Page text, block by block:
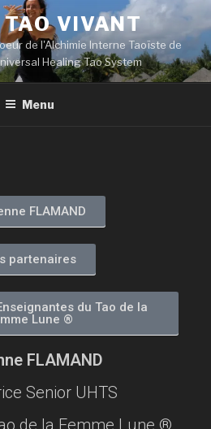
TAO VIVANT
de l'Alchimie Interne Taoïste de
Healing Tao System
Menu
FLAMAND
partenaires
du Tao de la
Lune ®​​
FLAMAND
Senior UHTS​
de la Femme Lune ®​